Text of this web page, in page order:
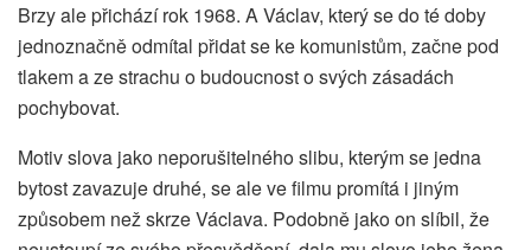
Brzy ale přichází rok 1968. A Václav, který se do té doby
jednoznačně odmítal přidat se ke komunistům, začne pod
tlakem a ze strachu o budoucnost o svých zásadách
pochybovat.
Motiv slova jako neporušitelného slibu, kterým se jedna
bytost zavazuje druhé, se ale ve filmu promítá i jiným
způsobem než skrze Václava. Podobně jako on slíbil, že